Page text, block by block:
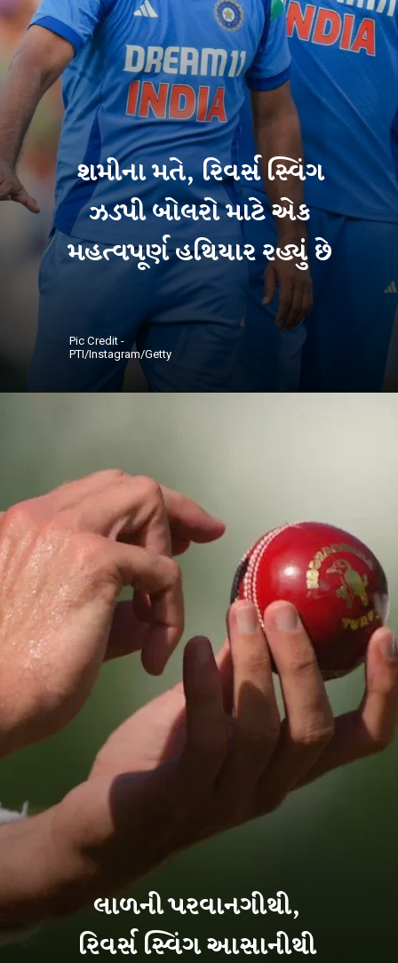
શમીના મતે, રિવર્સ સ્વિંગ
ઝડપી બોલરો માટે એક
મહત્વપૂર્ણ હથિયાર રહ્યું છે
Pic Credit -
PTI/Instagram/Getty
લાળની પરવાનગીથી,
રિવર્સ સ્વિંગ આસાનીથી